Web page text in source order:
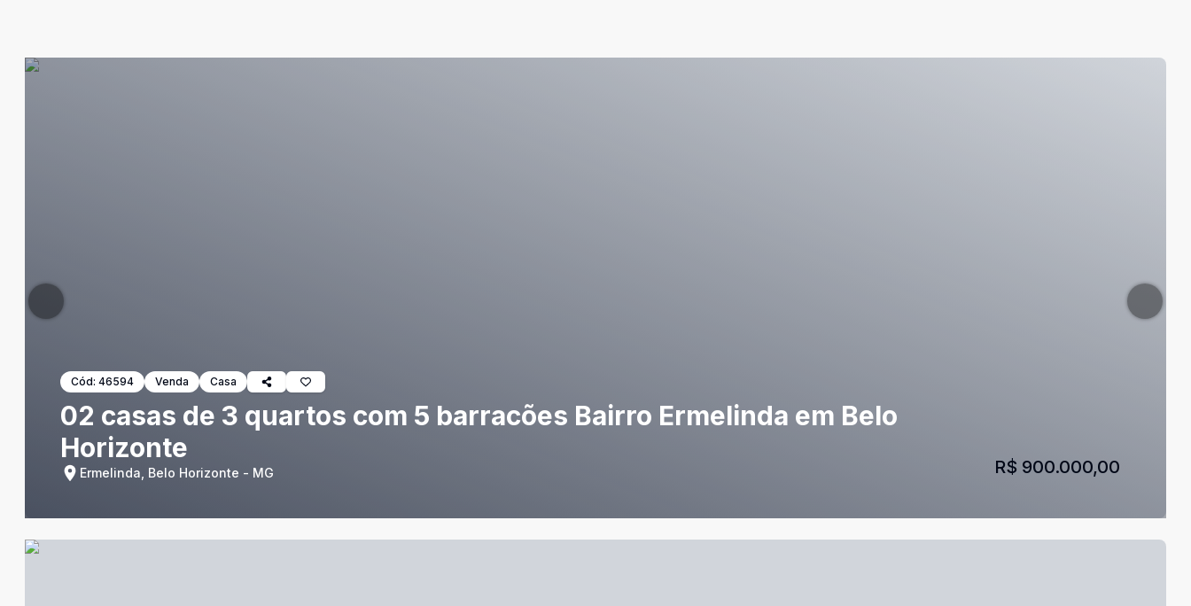
Cód: 46594 Venda Casa
02 casas de 3 quartos com 5 barracões Bairro Ermelinda em Belo
Horizonte
Ermelinda, Belo Horizonte - MG R$ 900.000,00